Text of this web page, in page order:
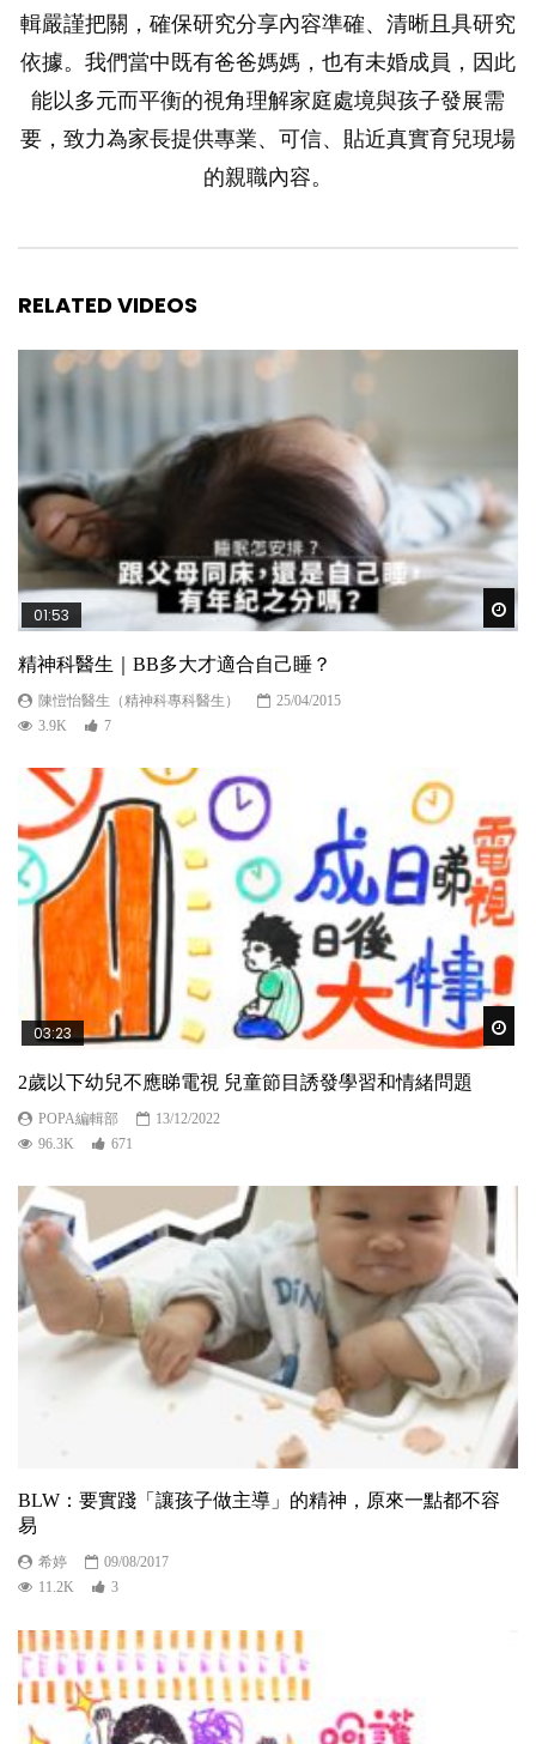
輯嚴謹把關，確保研究分享內容準確、清晰且具研究
依據。我們當中既有爸爸媽媽，也有未婚成員，因此
能以多元而平衡的視角理解家庭處境與孩子發展需
要，致力為家長提供專業、可信、貼近真實育兒現場
的親職內容。
RELATED VIDEOS
01:53
精神科醫生｜BB多大才適合自己睡？
陳愷怡醫生（精神科專科醫生）
25/04/2015
3.9K
7
03:23
2歲以下幼兒不應睇電視 兒童節目誘發學習和情緒問題
POPA編輯部
13/12/2022
96.3K
671
BLW：要實踐「讓孩子做主導」的精神，原來一點都不容
易
希婷
09/08/2017
11.2K
3